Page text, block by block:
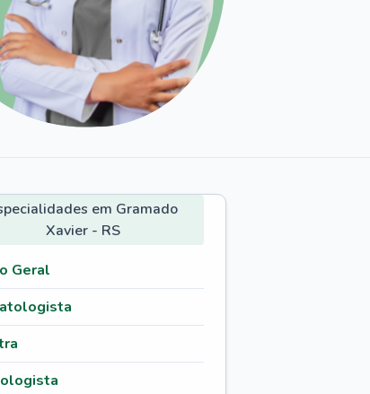
em Gramado
Xavier - RS
Geral